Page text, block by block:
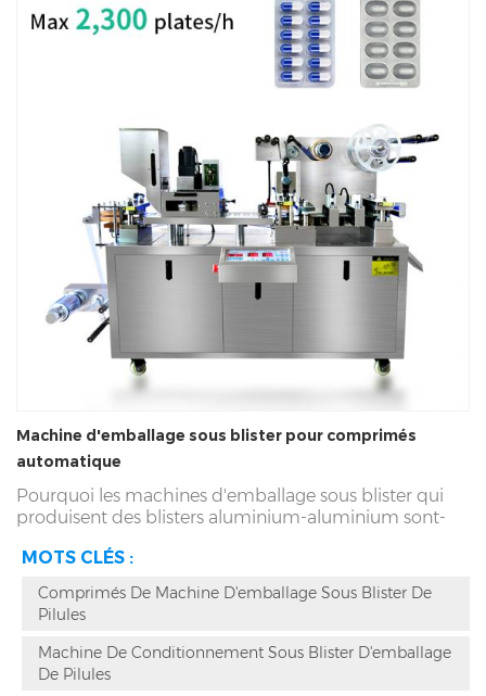
Machine d'emballage sous blister pour comprimés
automatique
Pourquoi les machines d'emballage sous blister qui
produisent des blisters aluminium-aluminium sont-
plastique ordinaires ? Outre le coût plus élevé du
moule, une autre raison est de protéger le film
d'emballage des rayures ou des rayures causées par les
pinceaux. L'emballage sous blister en aluminium
nécessite un alimentateur spécial au lieu d'un
alimentateur à brosses ordinaire. Ce sont des raisons
MOTS CLÉS :
Comprimés De Machine D'emballage Sous Blister De
Pilules
Machine De Conditionnement Sous Blister D'emballage
De Pilules